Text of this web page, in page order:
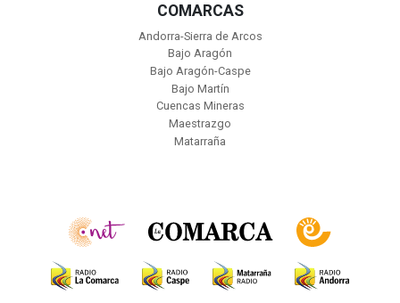
COMARCAS
Andorra-Sierra de Arcos
Bajo Aragón
Bajo Aragón-Caspe
Bajo Martín
Cuencas Mineras
Maestrazgo
Matarraña